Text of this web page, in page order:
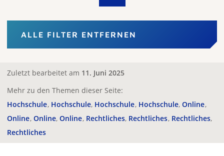
ALLE FILTER ENTFERNEN
Zuletzt bearbeitet am 11. Juni 2025
Mehr zu den Themen dieser Seite:
Hochschule Hochschule Hochschule Hochschule Online
Online Online Online Rechtliches Rechtliches Rechtliches
Rechtliches